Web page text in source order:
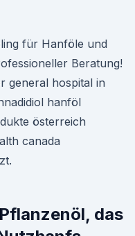
für Hanföle und
Beratung!
general hospital in
hanföl
österreich
canada
das